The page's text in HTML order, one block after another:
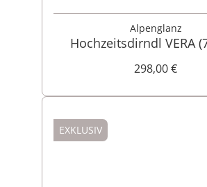
Alpenglanz
Hochzeitsdirndl VERA
298,00 €
EXKLUSIV